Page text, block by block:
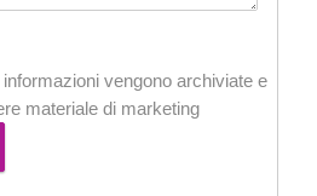
vengono archiviate e
materiale di marketing